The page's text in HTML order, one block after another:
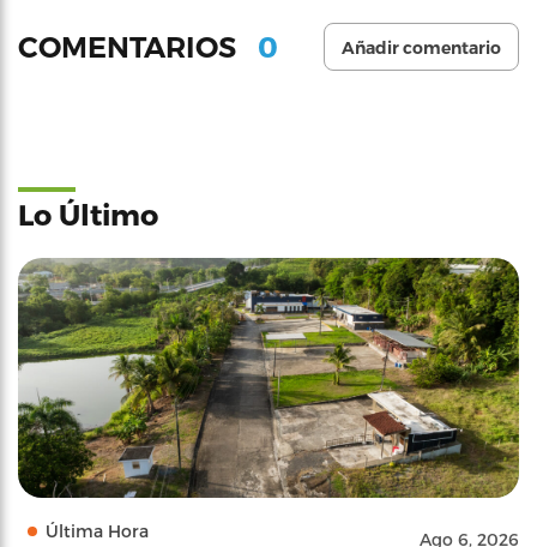
COMENTARIOS 0 Añadir comentario
Lo Último
Última Hora Ago 6, 2026